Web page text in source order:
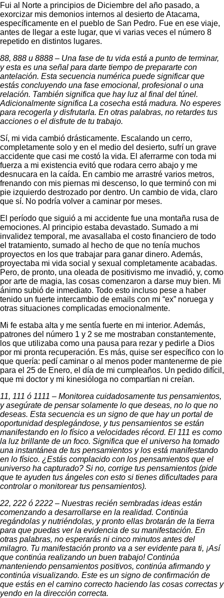
Fui al Norte a principios de Diciembre del año pasado, a
exorcizar mis demonios internos al desierto de Atacama,
específicamente en el pueblo de San Pedro. Fue en ese viaje,
antes de llegar a este lugar, que vi varias veces el número 8
repetido en distintos lugares.
88, 888 u 8888 – Una fase de tu vida está a punto de terminar,
y esta es una señal para darte tiempo de prepararte con
antelación. Esta secuencia numérica puede significar que
estás concluyendo una fase emocional, profesional o una
relación. También significa que hay luz al final del túnel.
Adicionalmente significa La cosecha está madura. No esperes
para recogerla y disfrutarla. En otras palabras, no retardes tus
acciones o el disfrute de tu trabajo.
Sí, mi vida cambió drásticamente. Escalando un cerro,
completamente solo y en el medio del desierto, sufrí un grave
accidente que casi me costó la vida. El aferrarme con toda mi
fuerza a mi existencia evitó que rodara cerro abajo y me
desnucara en la caída. En cambio me arrastré varios metros,
frenando con mis piernas mi descenso, lo que terminó con mi
pie izquierdo destrozado por dentro. Un cambio de vida, claro
que sí. No podría volver a caminar por meses.
El período que siguió a mi accidente fue una montaña rusa de
emociones. Al principio estaba devastado. Sumado a mi
invalidez temporal, me avasallaba el costo financiero de todo
el tratamiento, sumado al hecho de que no tenía muchos
proyectos en los que trabajar para ganar dinero. Además,
proyectaba mi vida social y sexual completamente acabadas.
Pero, de pronto, una oleada de positivismo me invadió, y, como
por arte de magia, las cosas comenzaron a darse muy bien. Mi
ánimo subió de inmediato. Todo esto incluso pese a haber
tenido un fuerte intercambio de emails con mi “ex” noruega y
otras situaciones complicadas emocionalmente.
Mi fe estaba alta y me sentía fuerte en mi interior. Además,
patrones del número 1 y 2 se me mostraban constantemente,
los que utilizaba como una pausa para rezar y pedirle a Dios
por mi pronta recuperación. Es más, quise ser específico con lo
que quería: pedí caminar o al menos poder mantenerme de pie
para el 25 de Enero, el día de mi cumpleaños. Un pedido difícil,
que mi doctor y mi kinesióloga no compartían ni creían.
11, 111 ó 1111 – Monitorea cuidadosamente tus pensamientos,
y asegúrate de pensar solamente lo que deseas, no lo que no
deseas. Esta secuencia es un signo de que hay un portal de
oportunidad desplegándose, y tus pensamientos se están
manifestando en lo físico a velocidades récord. El 111 es como
la luz brillante de un foco. Significa que el universo ha tomado
una instantánea de tus pensamientos y los está manifestando
en lo físico. ¿Estás complacido con los pensamientos que el
universo ha capturado? Si no, corrige tus pensamientos (pide
que te ayuden tus ángeles con esto si tienes dificultades para
controlar o monitorear tus pensamientos).
22, 222 ó 2222 – Nuestras recién sembradas ideas están
comenzando a desarrollarse en la realidad. Continúa
regándolas y nutriéndolas, y pronto ellas brotarán de la tierra
para que puedas ver la evidencia de su manifestación. En
otras palabras, no esperarás ni cinco minutos antes del
milagro. Tu manifestación pronto va a ser evidente para ti, ¡Así
que continúa realizando un buen trabajo! Continúa
manteniendo pensamientos positivos, continúa afirmando y
continúa visualizando. Este es un signo de confirmación de
que estás en el camino correcto haciendo las cosas correctas y
yendo en la dirección correcta.